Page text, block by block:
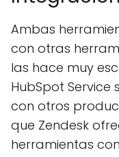
Ambas
con otras
las hace muy
HubSpot
con otros
que Zendesk
herramientas